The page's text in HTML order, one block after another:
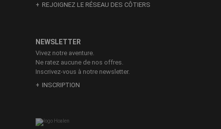
REJOIGNEZ LE RÉSEAU DES CÔTIERS
NEWSLETTER
Vivez notre aventure.
Ne ratez aucune de nos offres.
Inscrivez-vous à notre newsletter.
INSCRIPTION